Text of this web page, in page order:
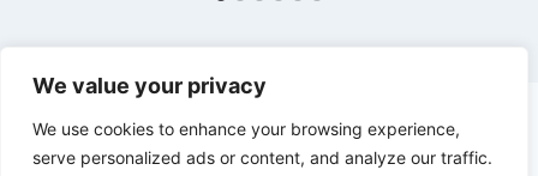
We value your privacy
We use cookies to enhance your browsing experience,
serve personalized ads or content, and analyze our traffic.